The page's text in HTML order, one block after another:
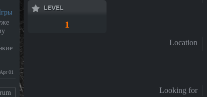
Apr 01
LEVEL
1
Location
Looking for